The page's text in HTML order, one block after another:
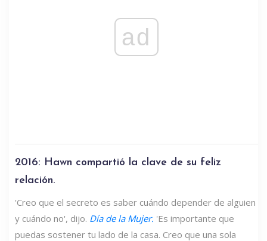
ad
2016: Hawn compartió la clave de su feliz
relación.
'Creo que el secreto es saber cuándo depender de alguien
y cuándo no', dijo. Día de la Mujer. 'Es importante que
puedas sostener tu lado de la casa. Creo que una sola